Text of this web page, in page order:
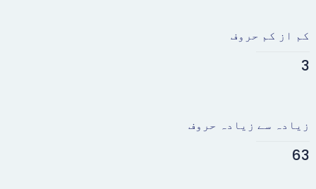
کم از کم حروف
3
زیادہ سے زیادہ حروف
63